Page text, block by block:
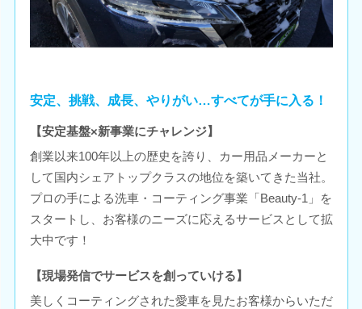
安定、挑戦、成長、やりがい…すべてが手に入る！
【安定基盤×新事業にチャレンジ】
創業以来100年以上の歴史を誇り、カー用品メーカーと
して国内シェアトップクラスの地位を築いてきた当社。
プロの手による洗車・コーティング事業「Beauty-1」を
スタートし、お客様のニーズに応えるサービスとして拡
大中です！
【現場発信でサービスを創っていける】
美しくコーティングされた愛車を見たお客様からいただ